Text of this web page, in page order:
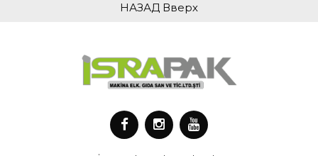
НАЗАД Вверх